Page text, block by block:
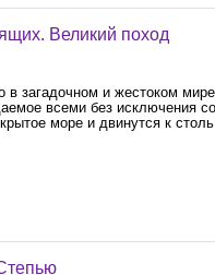
Великий поход
в загадочном и жестоком
всеми без исключения
море и двинутся к